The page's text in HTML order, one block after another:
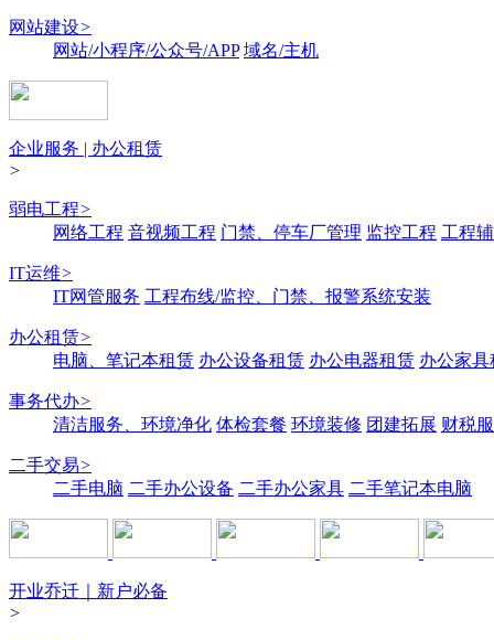
网站建设>
网站/小程序/公众号/APP 域名/主机
企业服务 | 办公租赁
>
弱电工程>
网络工程 音视频工程 门禁、停车厂管理 监控工程 工程
IT运维>
IT网管服务 工程布线/监控、门禁、报警系统安装
办公租赁>
电脑、笔记本租赁 办公设备租赁 办公电器租赁 办公家具
事务代办>
清洁服务、环境净化 体检套餐 环境装修 团建拓展 财税
二手交易>
二手电脑 二手办公设备 二手办公家具 二手笔记本电脑
开业乔迁｜新户必备
>